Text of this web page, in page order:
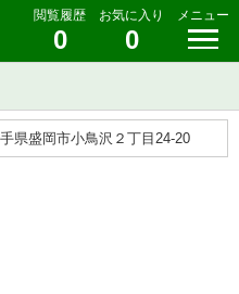
閲覧履歴
0
お気に入り
0
メニュー
県盛岡市小鳥沢２丁目24-20